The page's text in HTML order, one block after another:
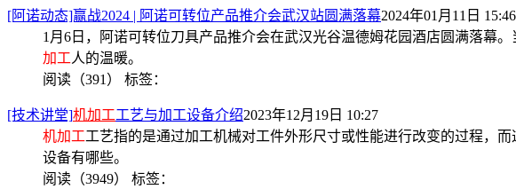
[阿诺动态]赢战2024 | 阿诺可转位产品推介会武汉站圆满落幕2024年01月11日 15:46
1月6日，阿诺可转位刀具产品推介会在武汉光谷温德姆花园酒店圆满落幕
加工人的温暖。
阅读（391） 标签：
[技术讲堂]机加工工艺与加工设备介绍2023年12月19日 10:27
机加工工艺指的是通过加工机械对工件外形尺寸或性能进行改变的过程，
设备有哪些。
阅读（3949） 标签：